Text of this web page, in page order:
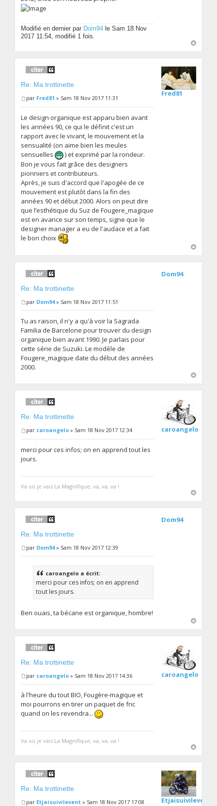
Modifié en dernier par Dom94 le Sam 18 Nov
2017 11:54, modifié 1 fois.
Re: Ma trottinette
par Fred81 » Sam 18 Nov 2017 11:31
Le design organique est apparu bien avant
les années 90, ce qui le définit c'est un
rapport avec le vivant, le mouvement et la
sensualité (on aime bien les meules
sensuelles
) et exprimé par la rondeur.
Bon je vous fait grâce des designers
pionniers et contributeurs.
Après, je suis d'accord que l'apogée de ce
mouvement est plutôt dans la fin des
années 90 et début 2000. Alors on peut dire
que l’esthétique du Suz de Fougere_magique
est en avance sur son temps, signe que le
designer manager a eu de l'audace et a fait
le bon choix
Fred81
Re: Ma trottinette
par Dom94» Sam 18 Nov 2017 11:51
Tu as raison, il n'y a qu'à voir la Sagrada
Familia de Barcelone pour trouver du design
organique bien avant 1990. Je parlais pour
cette série de Suzuki. Le modèle de
Fougere_magique date du début des années
2000.
Dom94
Re: Ma trottinette
par caroangelo » Sam 18 Nov 2017 12:34
merci pour ces infos; on en apprend tout les
jours.
Va où je vais La Magnifique, va, va, va !
caroangelo
Re: Ma trottinette
par Dom94» Sam 18 Nov 2017 12:39
caroangelo a écrit:
merci pour ces infos; on en apprend
tout les jours.
Ben ouais, ta bécane est organique, hombre!
Dom94
Re: Ma trottinette
par caroangelo » Sam 18 Nov 2017 14:36
à l'heure du tout BIO, Fougère-magique et
moi pourrons en tirer un paquet de fric
quand on les revendra...
Va où je vais La Magnifique, va, va, va !
caroangelo
Re: Ma trottinette
par Etjaisuivilevent » Sam 18 Nov 2017 17:08 Etjaisuivilevent